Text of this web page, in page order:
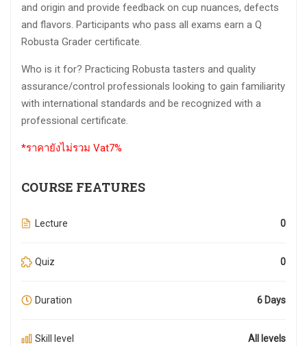
and origin and provide feedback on cup nuances, defects
and flavors. Participants who pass all exams earn a Q
Robusta Grader certificate.
Who is it for? Practicing Robusta tasters and quality
assurance/control professionals looking to gain familiarity
with international standards and be recognized with a
professional certificate.
*ราคายังไม่รวม Vat7%
COURSE FEATURES
Lecture 0
Quiz 0
Duration 6 Days
Skill level All levels